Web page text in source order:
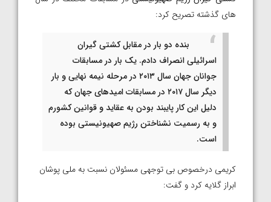
های گذشته تصریح کرد:
بنده دو بار در مقابل کشتی گیران
اسرائیلی انصراف دادم. یک بار در مسابقات
جوانان جهان سال ۲۰۱۳ در مرحله نیمه نهایی و بار
دیگر سال ۲۰۱۷ در مسابقات امیدهای جهان که
دلیل این کار پایبند بودن به عقاید و قوانین کشورم
و به رسمیت نشناختن رژیم صهیونیستی بوده
است.
کریمی درخصوص بی توجهی مسئولان نسبت به ملی پوشان
ابراز گلایه کرد و گفت: